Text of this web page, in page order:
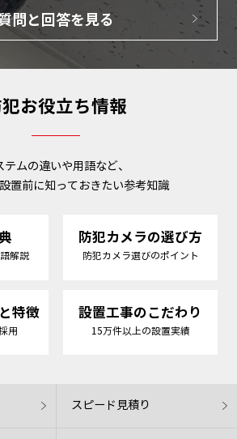
問と回答を見る
犯お役立ち情報
テムの違いや用語など、
置前に知っておきたい参考知識
解説
防犯カメラの選び方
防犯カメラ選びのポイント
特徴
用
設置工事のこだわり
15万件以上の設置実績
スピード見積り